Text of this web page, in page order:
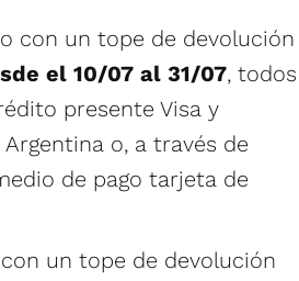
con un tope de devolución
el 10/07 al 31/07, todos
presente Visa y
o, a través de
de pago tarjeta de
un tope de devolución